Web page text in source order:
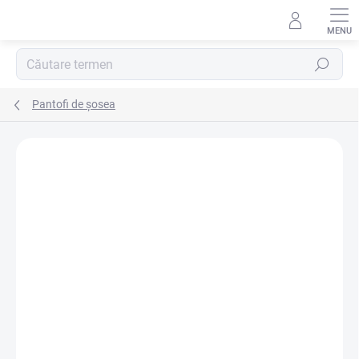
Căutare
Pantofi de șosea